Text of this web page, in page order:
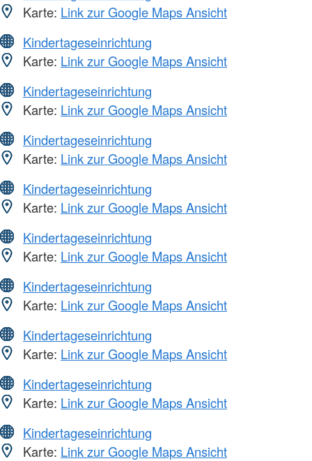
Karte: Link zur Google Maps Ansicht
Kindertageseinrichtung
Karte: Link zur Google Maps Ansicht
Kindertageseinrichtung
Karte: Link zur Google Maps Ansicht
Kindertageseinrichtung
Karte: Link zur Google Maps Ansicht
Kindertageseinrichtung
Karte: Link zur Google Maps Ansicht
Kindertageseinrichtung
Karte: Link zur Google Maps Ansicht
Kindertageseinrichtung
Karte: Link zur Google Maps Ansicht
Kindertageseinrichtung
Karte: Link zur Google Maps Ansicht
Kindertageseinrichtung
Karte: Link zur Google Maps Ansicht
Kindertageseinrichtung
Karte: Link zur Google Maps Ansicht